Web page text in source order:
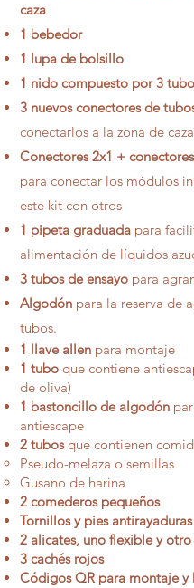
caza
1 bebedor
1 lupa de bolsillo
1 nido compuesto por 3
3 nuevos conectores de
conectarlos a la zona de caza
Conectores 2x1 +
para conectar los módulos
este kit con otros
1 pipeta graduada para
alimentación de líquidos
3 tubos de ensayo para
Algodón para la reserva de
tubos.
1 llave allen para montaje
1 tubo que contiene
de oliva)
1 bastoncillo de algodón
antiescape
2 tubosque contienen
Pseudo-melaza o semillas
Gusano de harina
2 comederos pequeños
Tornillos y pies antirayaduras
2 alicates, uno flexible y
3 cachés rojos
Códigos QR para montaje y